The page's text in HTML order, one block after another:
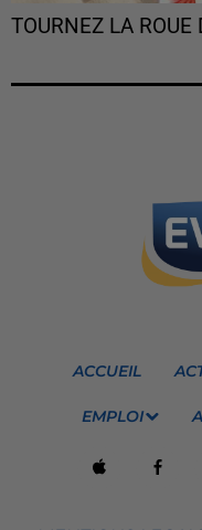
TOURNEZ LA ROUE
ACCUEIL
EMPLOI